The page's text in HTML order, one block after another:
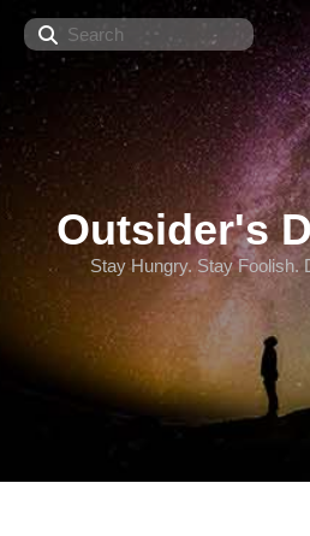
Search
Outsider's
Stay Hungry. Stay Foolish.